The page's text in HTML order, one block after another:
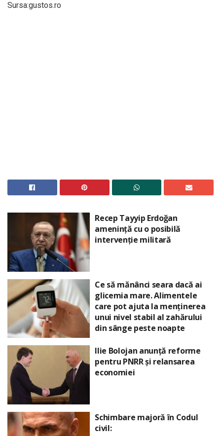
Sursa:gustos.ro
Recep Tayyip Erdoğan
amenință cu o posibilă
intervenție militară
Ce să mănânci seara dacă ai
glicemia mare. Alimentele
care pot ajuta la menținerea
unui nivel stabil al zahărului
din sânge peste noapte
Ilie Bolojan anunță reforme
pentru PNRR și relansarea
economiei
Schimbare majoră în Codul
civil: